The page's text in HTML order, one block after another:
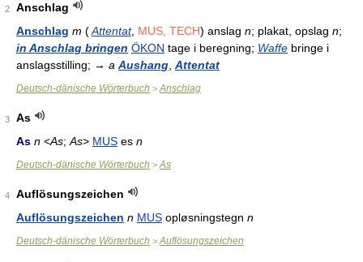
2
Anschlag
Anschlag m (Attentat, MUS, TECH) anslag n; plakat, opslag n;
in Anschlag bringen ÖKON tage i beregning; Waffe bringe i
anslagsstilling; → a Aushang Attentat
Deutsch-dänische Wörterbuch > Anschlag
3
As
As n <As; As> MUS es n
Deutsch-dänische Wörterbuch > As
4
Auflösungszeichen
Auflösungszeichen n MUS opløsningstegn n
Deutsch-dänische Wörterbuch > Auflösungszeichen